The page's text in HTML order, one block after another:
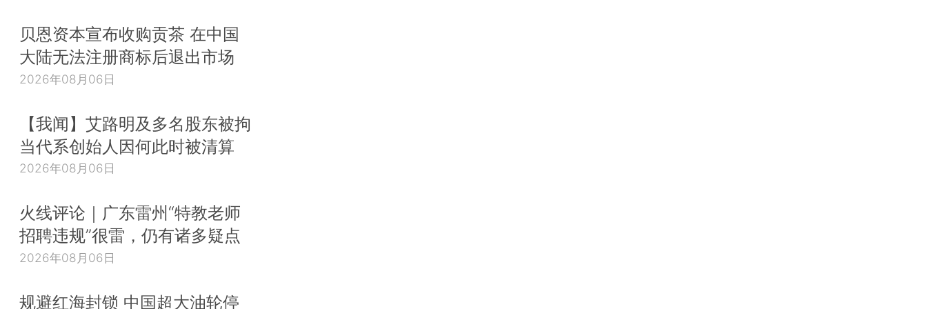
贝恩资本宣布收购贡茶 在中国
大陆无法注册商标后退出市场
2026年08月06日
【我闻】艾路明及多名股东被拘
当代系创始人因何此时被清算
2026年08月06日
火线评论｜广东雷州“特教老师
招聘违规”很雷，仍有诸多疑点
2026年08月06日
规避红海封锁 中国超大油轮停